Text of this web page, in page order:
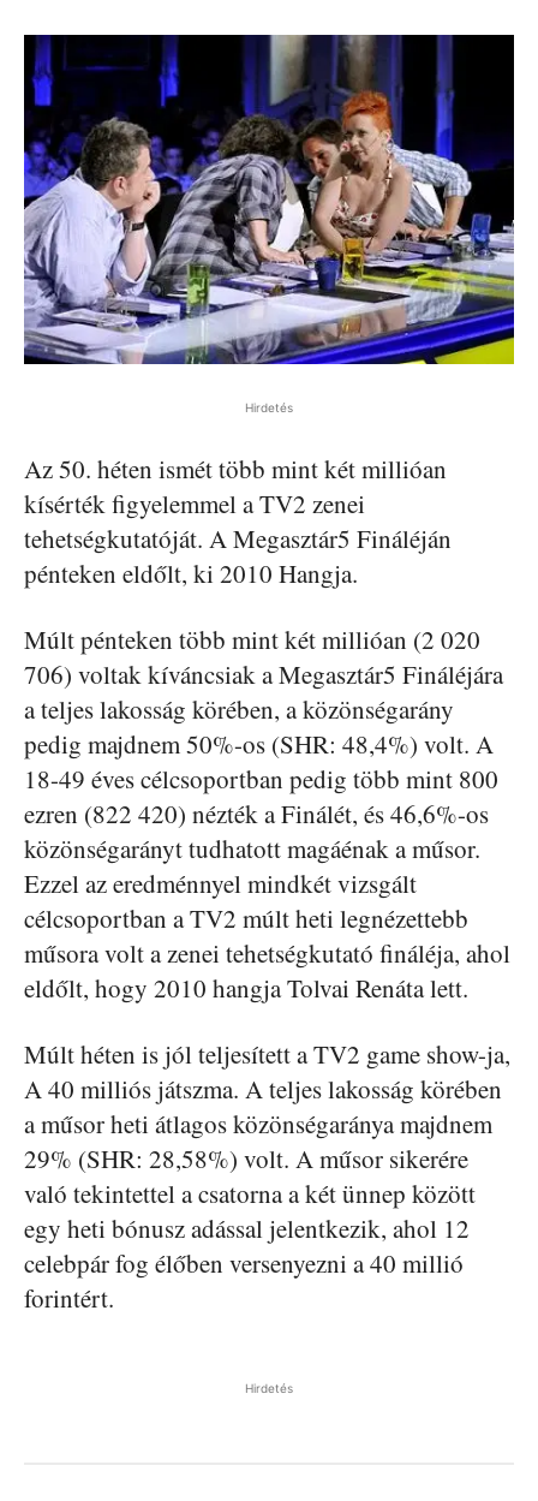
Hirdetés
Az 50. héten ismét több mint két millióan
kísérték figyelemmel a TV2 zenei
tehetségkutatóját. A Megasztár5 Fináléján
pénteken eldőlt, ki 2010 Hangja.
Múlt pénteken több mint két millióan (2 020
706) voltak kíváncsiak a Megasztár5 Fináléjára
a teljes lakosság körében, a közönségarány
pedig majdnem 50%-os (SHR: 48,4%) volt. A
18-49 éves célcsoportban pedig több mint 800
ezren (822 420) nézték a Finálét, és 46,6%-os
közönségarányt tudhatott magáénak a műsor.
Ezzel az eredménnyel mindkét vizsgált
célcsoportban a TV2 múlt heti legnézettebb
műsora volt a zenei tehetségkutató fináléja, ahol
eldőlt, hogy 2010 hangja Tolvai Renáta lett.
Múlt héten is jól teljesített a TV2 game show-ja,
A 40 milliós játszma. A teljes lakosság körében
a műsor heti átlagos közönségaránya majdnem
29% (SHR: 28,58%) volt. A műsor sikerére
való tekintettel a csatorna a két ünnep között
egy heti bónusz adással jelentkezik, ahol 12
celebpár fog élőben versenyezni a 40 millió
forintért.
Hirdetés